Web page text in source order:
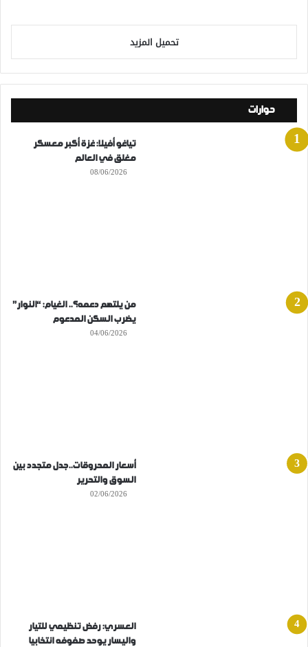
تحميل المزيد
حوارات
تياغو أفيلا: غزة أكبر معسكر
مغلق في العالم
08/06/2026
من يلتهم دعمه؟.. الغيام: “النوار”
يضرب السكن المدعوم
04/06/2026
أسعار المحروقات..جدل متجدد بين
السوق والتحرير
02/06/2026
العسري: رفض تنظيمي للتيار
واليسار يوحد صفوفه انتخابيا